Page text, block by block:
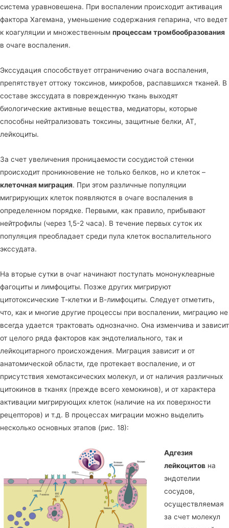
система уравновешена. При воспалении происходит активация
фактора Хагемана, уменьшение содержания гепарина, что ведет
к коагуляции и множественным процессам тромбообразования
в очаге воспаления.
Экссудация способствует отграничению очага воспаления,
препятствует оттоку токсинов, микробов, распавшихся тканей. В
составе экссудата в поврежденную ткань выходят
биологические активные вещества, медиаторы, которые
способны нейтрализовать токсины, защитные белки, АТ,
лейкоциты.
За счет увеличения проницаемости сосудистой стенки
происходит проникновение не только белков, но и клеток –
клеточная миграция. При этом различные популяции
мигрирующих клеток появляются в очаге воспаления в
определенном порядке. Первыми, как правило, прибывают
нейтрофилы (через 1,5-2 часа). В течение первых суток их
популяция преобладает среди пула клеток воспалительного
экссудата.
На вторые сутки в очаг начинают поступать мононуклеарные
фагоциты и лимфоциты. Позже других мигрируют
цитотоксические Т-клетки и В-лимфоциты. Следует отметить,
что, как и многие другие процессы при воспалении, миграцию не
всегда удается трактовать однозначно. Она изменчива и зависит
от целого ряда факторов как эндотелиального, так и
лейкоцитарного происхождения. Миграция зависит и от
анатомической области, где протекает воспаление, и от
присутствия хемотаксических молекул, и от наличия различных
цитокинов в тканях (прежде всего хемокинов), и от характера
активации мигрирующих клеток (наличие на их поверхности
рецепторов) и т.д. В процессах миграции можно выделить
несколько основных этапов (рис. 18):
Адгезия
лейкоцитовна
эндотелии
сосудов,
осуществляемая
за счет молекул